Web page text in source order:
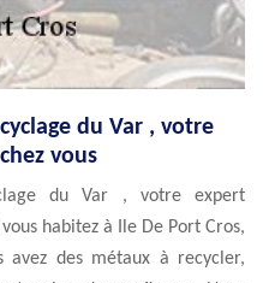
du Var , votre
vous
du Var , votre expert
habitez à Ile De Port Cros,
avez des métaux à recycler,